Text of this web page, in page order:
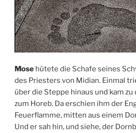
Mose hütete die Schafe seines
des Priesters von Midian. Einmal
über die Steppe hinaus und kam
zum Horeb. Da erschien ihm der
Feuerflamme, mitten aus einem
Und er sah hin, und siehe, der